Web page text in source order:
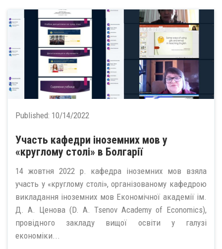
Published: 10/14/2022
Участь кафедри іноземних мов у
«круглому столі» в Болгарії
14 жовтня 2022 р. кафедра іноземних мов взяла
участь у «круглому столі», організованому кафедрою
викладання іноземних мов Економічної академії ім.
Д. А. Ценова (D. A. Tsenov Academy of Economics),
провідного закладу вищої освіти у галузі
економіки...